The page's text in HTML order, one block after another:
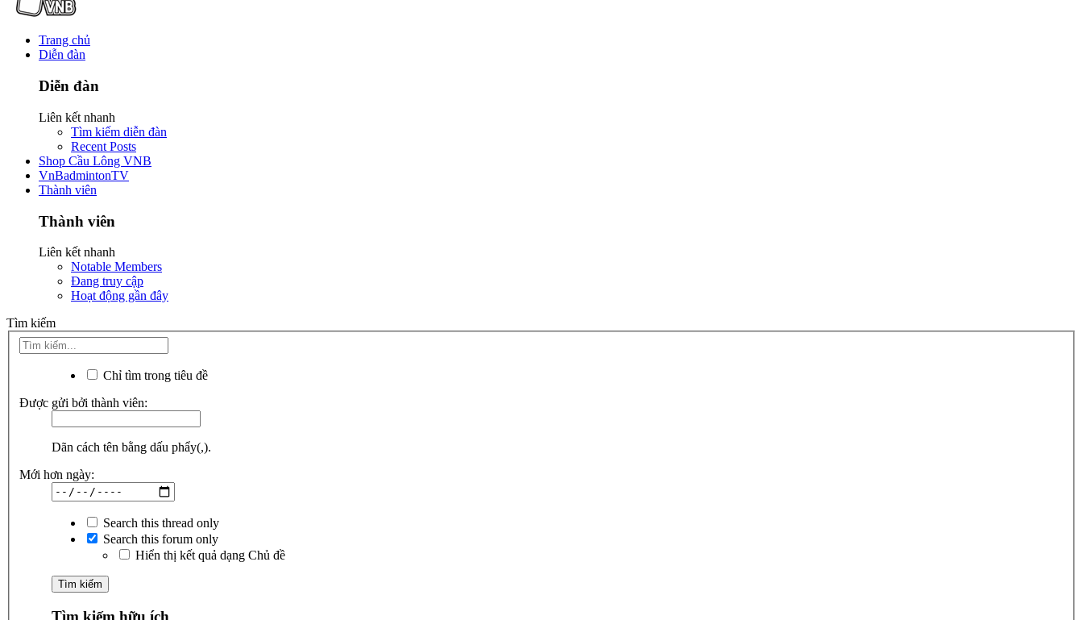
Trang chủ
Diễn đàn
Diễn đàn
Liên kết nhanh
Tìm kiếm diễn đàn
Recent Posts
Shop Cầu Lông VNB
VnBadmintonTV
Thành viên
Thành viên
Liên kết nhanh
Notable Members
Đang truy cập
Hoạt động gần đây
Tìm kiếm
Chỉ tìm trong tiêu đề
Được gửi bởi thành viên:
Dãn cách tên bằng dấu phẩy(,).
Mới hơn ngày:
Search this thread only
Search this forum only
Hiển thị kết quả dạng Chủ đề
Tìm kiếm hữu ích